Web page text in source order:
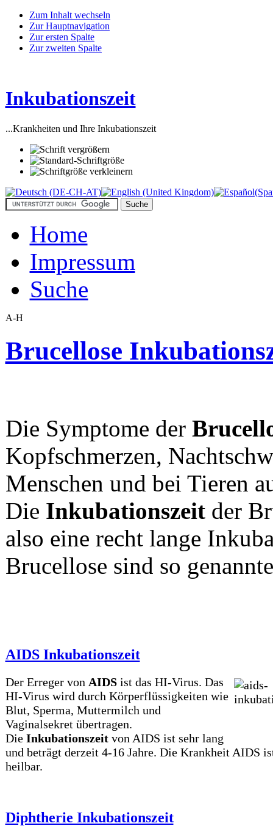
Zum Inhalt wechseln
Zur Hauptnavigation
Zur ersten Spalte
Zur zweiten Spalte
Inkubationszeit
...Krankheiten und Ihre Inkubationszeit
Home
Impressum
Suche
A-H
Brucellose
Die Symptome der
Kopfschmerzen,
Menschen und bei Tieren
Die Inkubationszeitder
also eine recht lange
Brucellose sind so
AIDS Inkubationszeit
Der Erreger von AIDSist das HI-Virus. Das
HI-Virus wird durch Körperflüssigkeiten wie
Blut, Sperma, Muttermilch und
Vaginalsekret übertragen.
Die Inkubationszeitvon AIDS ist sehr lang
und beträgt derzeit 4-16 Jahre. Die Krankheit AIDS
heilbar.
Diphtherie Inkubationszeit